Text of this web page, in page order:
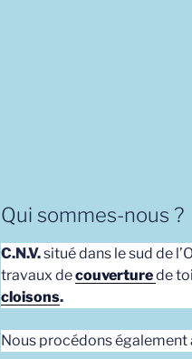
Qui sommes-nous ?
C.N.V.situé dans le sud de
travaux decouverturede
cloisons.
Nous procédons également